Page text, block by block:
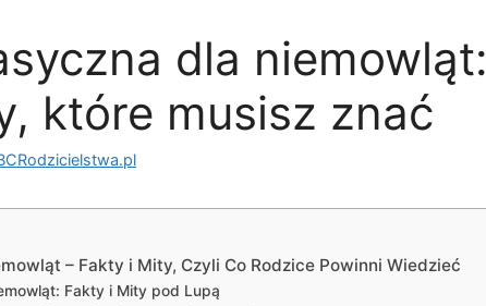
dla niemowląt:
które musisz znać
– Fakty i Mity, Czyli Co Rodzice Powinni Wiedzieć
Fakty i Mity pod Lupą